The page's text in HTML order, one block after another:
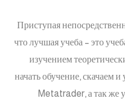
Приступая
что лучшая учеба – это
изучением
начать обучение, скачаем
Metatrader, а так же